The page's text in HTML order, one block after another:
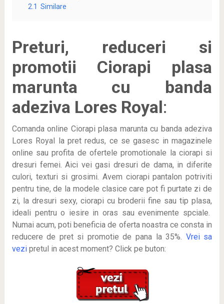
2.1 Similare
Preturi, reduceri si
promotii Ciorapi plasa
marunta cu banda
adeziva Lores Royal:
Comanda online Ciorapi plasa marunta cu banda adeziva
Lores Royal la pret redus, ce se gasesc in magazinele
online sau profita de ofertele promotionale la ciorapi si
dresuri femei. Aici vei gasi dresuri de dama, in diferite
culori, texturi si grosimi. Avem ciorapi pantalon potriviti
pentru tine, de la modele clasice care pot fi purtate zi de
zi, la dresuri sexy, ciorapi cu broderii fine sau tip plasa,
ideali pentru o iesire in oras sau evenimente spciale.
Numai acum, poti beneficia de oferta noastra ce consta in
reducere de pret si promotie de pana la 35%. Vrei sa
vezi pretul in acest moment? Click pe buton: